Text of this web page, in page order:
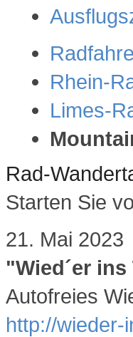
Rhein-
Limes-
Rad-
Starten Sie
21. Mai 2023
"Wied´er ins
Autofreies
http://wieder-